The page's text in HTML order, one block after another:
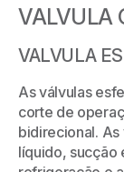
VALVULA
VALVULA
As válvulas
corte de
bidirecional. As
líquido, sucção